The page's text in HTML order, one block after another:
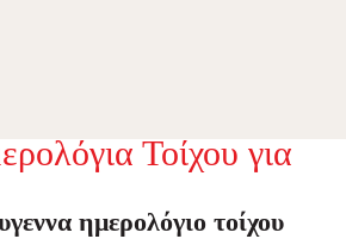
Τοίχου για
ημερολόγιο τοίχου